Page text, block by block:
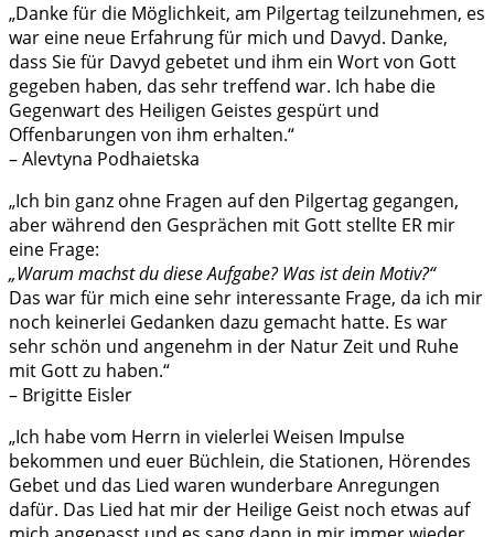
„Danke für die Möglichkeit, am Pilgertag teilzunehmen, es
war eine neue Erfahrung für mich und Davyd. Danke,
dass Sie für Davyd gebetet und ihm ein Wort von Gott
gegeben haben, das sehr treffend war. Ich habe die
Gegenwart des Heiligen Geistes gespürt und
Offenbarungen von ihm erhalten.“
– Alevtyna Podhaietska
„Ich bin ganz ohne Fragen auf den Pilgertag gegangen,
aber während den Gesprächen mit Gott stellte ER mir
eine Frage:
„Warum machst du diese Aufgabe? Was ist dein Motiv?“
Das war für mich eine sehr interessante Frage, da ich mir
noch keinerlei Gedanken dazu gemacht hatte. Es war
sehr schön und angenehm in der Natur Zeit und Ruhe
mit Gott zu haben.“
– Brigitte Eisler
„Ich habe vom Herrn in vielerlei Weisen Impulse
bekommen und euer Büchlein, die Stationen, Hörendes
Gebet und das Lied waren wunderbare Anregungen
dafür. Das Lied hat mir der Heilige Geist noch etwas auf